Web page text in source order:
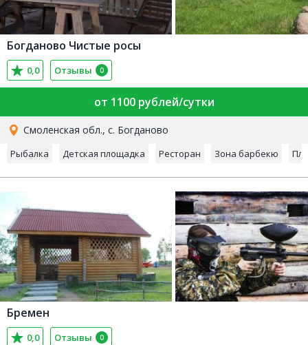
Богданово Чистые росы
0,0 Отзывы 0
от 1100 рублей/сутки
Смоленская обл., с. Богданово
Рыбалка Детская площадка Ресторан Зона барбекю
Бремен
0,0 Отзывы 0